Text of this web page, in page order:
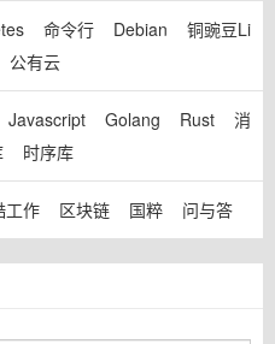
命令行 Debian
铜豌豆Li
公有云
Javascript Golang Rust
消
时序库
工作 区块链 国粹 问与答